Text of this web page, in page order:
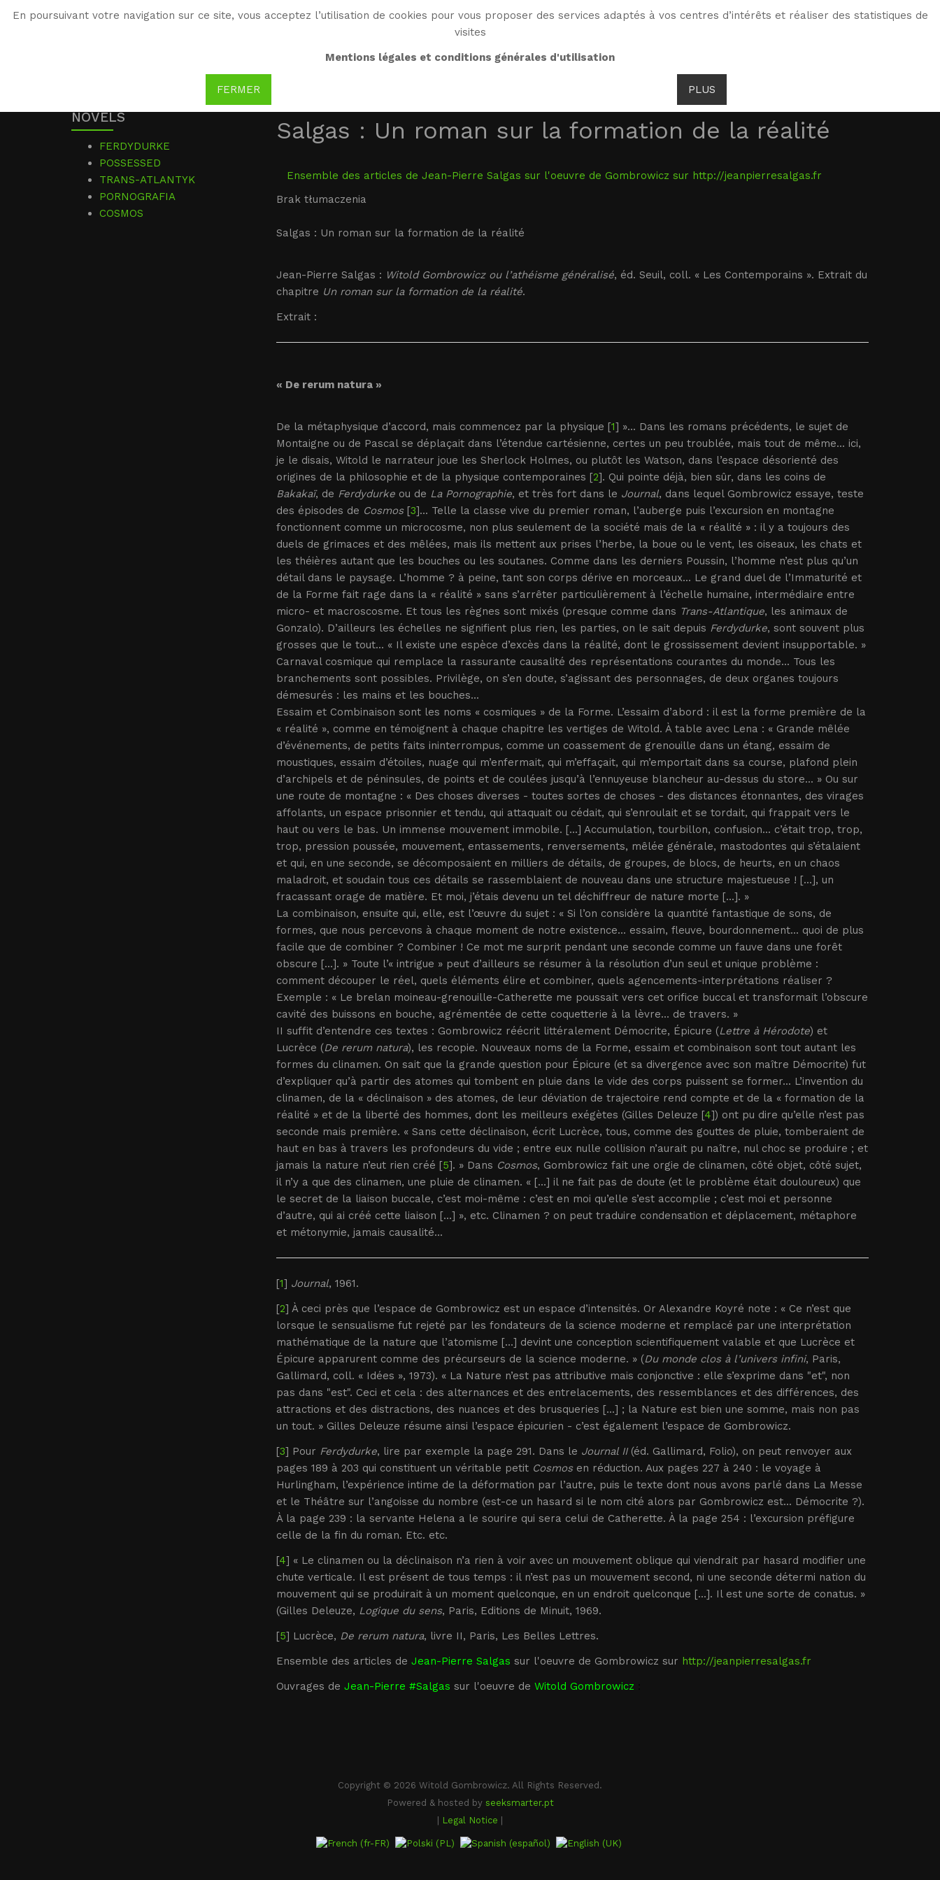
En poursuivant votre navigation sur ce site, vous acceptez l’utilisation de cookies pour vous proposer des services adaptés à vos centres d’intérêts et réaliser des statistiques de
visites
Mentions légales et conditions générales d'utilisation
FERMER PLUS
Salgas : Un roman sur la formation de la réalité
Ensemble des articles de Jean-Pierre Salgas sur l'oeuvre de Gombrowicz sur http://jeanpierresalgas.fr
Brak tłumaczenia
Salgas : Un roman sur la formation de la réalité
Jean-Pierre Salgas : Witold Gombrowicz ou l’athéisme généralisé, éd. Seuil, coll. « Les Contemporains ». Extrait du
chapitre Un roman sur la formation de la réalité.
Extrait :
« De rerum natura »
De la métaphysique d’accord, mais commencez par la physique [1] »... Dans les romans précédents, le sujet de
Montaigne ou de Pascal se déplaçait dans l’étendue cartésienne, certes un peu troublée, mais tout de même... ici,
je le disais, Witold le narrateur joue les Sherlock Holmes, ou plutôt les Watson, dans l’espace désorienté des
origines de la philosophie et de la physique contemporaines [2]. Qui pointe déjà, bien sûr, dans les coins de
Bakakaï, de Ferdydurkeou de La Pornographie, et très fort dans le Journal, dans lequel Gombrowicz essaye, teste
des épisodes de Cosmos[3]... Telle la classe vive du premier roman, l’auberge puis l’excursion en montagne
fonctionnent comme un microcosme, non plus seulement de la société mais de la « réalité » : il y a toujours des
duels de grimaces et des mêlées, mais ils mettent aux prises l’herbe, la boue ou le vent, les oiseaux, les chats et
les théières autant que les bouches ou les soutanes. Comme dans les derniers Poussin, l’homme n’est plus qu’un
détail dans le paysage. L’homme ? à peine, tant son corps dérive en morceaux... Le grand duel de l’Immaturité et
de la Forme fait rage dans la « réalité » sans s’arrêter particulièrement à l’échelle humaine, intermédiaire entre
micro- et macroscosme. Et tous les règnes sont mixés (presque comme dans Trans-Atlantique, les animaux de
Gonzalo). D’ailleurs les échelles ne signifient plus rien, les parties, on le sait depuis Ferdydurke, sont souvent plus
grosses que le tout... « Il existe une espèce d’excès dans la réalité, dont le grossissement devient insupportable. »
Carnaval cosmique qui remplace la rassurante causalité des représentations courantes du monde... Tous les
branchements sont possibles. Privilège, on s’en doute, s’agissant des personnages, de deux organes toujours
démesurés : les mains et les bouches...
Essaim et Combinaison sont les noms « cosmiques » de la Forme. L’essaim d’abord : il est la forme première de la
« réalité », comme en témoignent à chaque chapitre les vertiges de Witold. À table avec Lena : « Grande mêlée
d’événements, de petits faits ininterrompus, comme un coassement de grenouille dans un étang, essaim de
moustiques, essaim d’étoiles, nuage qui m’enfermait, qui m’effaçait, qui m’emportait dans sa course, plafond plein
d’archipels et de péninsules, de points et de coulées jusqu’à l’ennuyeuse blancheur au-dessus du store... » Ou sur
une route de montagne : « Des choses diverses - toutes sortes de choses - des distances étonnantes, des virages
affolants, un espace prisonnier et tendu, qui attaquait ou cédait, qui s’enroulait et se tordait, qui frappait vers le
haut ou vers le bas. Un immense mouvement immobile. [...] Accumulation, tourbillon, confusion... c’était trop, trop,
trop, pression poussée, mouvement, entassements, renversements, mêlée générale, mastodontes qui s’étalaient
et qui, en une seconde, se décomposaient en milliers de détails, de groupes, de blocs, de heurts, en un chaos
maladroit, et soudain tous ces détails se rassemblaient de nouveau dans une structure majestueuse ! [...], un
fracassant orage de matière. Et moi, j’étais devenu un tel déchiffreur de nature morte [...]. »
La combinaison, ensuite qui, elle, est l’œuvre du sujet : « Si l’on considère la quantité fantastique de sons, de
formes, que nous percevons à chaque moment de notre existence... essaim, fleuve, bourdonnement... quoi de plus
facile que de combiner ? Combiner ! Ce mot me surprit pendant une seconde comme un fauve dans une forêt
obscure [...]. » Toute l’« intrigue » peut d’ailleurs se résumer à la résolution d’un seul et unique problème :
comment découper le réel, quels éléments élire et combiner, quels agencements-interprétations réaliser ?
Exemple : « Le brelan moineau-grenouille-Catherette me poussait vers cet orifice buccal et transformait l’obscure
cavité des buissons en bouche, agrémentée de cette coquetterie à la lèvre... de travers. »
II suffit d’entendre ces textes : Gombrowicz réécrit littéralement Démocrite, Épicure (Lettre à Hérodote) et
Lucrèce (De rerum natura), les recopie. Nouveaux noms de la Forme, essaim et combinaison sont tout autant les
formes du clinamen. On sait que la grande question pour Épicure (et sa divergence avec son maître Démocrite) fut
d’expliquer qu’à partir des atomes qui tombent en pluie dans le vide des corps puissent se former... L’invention du
clinamen, de la « déclinaison » des atomes, de leur déviation de trajectoire rend compte et de la « formation de la
réalité » et de la liberté des hommes, dont les meilleurs exégètes (Gilles Deleuze [4]) ont pu dire qu’elle n’est pas
seconde mais première. « Sans cette déclinaison, écrit Lucrèce, tous, comme des gouttes de pluie, tomberaient de
haut en bas à travers les profondeurs du vide ; entre eux nulle collision n’aurait pu naître, nul choc se produire ; et
jamais la nature n’eut rien créé [5]. » Dans Cosmos, Gombrowicz fait une orgie de clinamen, côté objet, côté sujet,
il n’y a que des clinamen, une pluie de clinamen. « [...] il ne fait pas de doute (et le problème était douloureux) que
le secret de la liaison buccale, c’est moi-même : c’est en moi qu’elle s’est accomplie ; c’est moi et personne
d’autre, qui ai créé cette liaison [...] », etc. Clinamen ? on peut traduire condensation et déplacement, métaphore
et métonymie, jamais causalité...
[1] Journal, 1961.
[2] À ceci près que l’espace de Gombrowicz est un espace d’intensités. Or Alexandre Koyré note : « Ce n’est que
lorsque le sensualisme fut rejeté par les fondateurs de la science moderne et remplacé par une interprétation
mathématique de la nature que l’atomisme [...] devint une conception scientifiquement valable et que Lucrèce et
Épicure apparurent comme des précurseurs de la science moderne. » (Du monde clos à l’univers infini, Paris,
Gallimard, coll. « Idées », 1973). « La Nature n’est pas attributive mais conjonctive : elle s’exprime dans "et", non
pas dans "est". Ceci et cela : des alternances et des entrelacements, des ressemblances et des différences, des
attractions et des distractions, des nuances et des brusqueries [...] ; la Nature est bien une somme, mais non pas
un tout. » Gilles Deleuze résume ainsi l’espace épicurien - c’est également l’espace de Gombrowicz.
[3] Pour Ferdydurke, lire par exemple la page 291. Dans le Journal II(éd. Gallimard, Folio), on peut renvoyer aux
pages 189 à 203 qui constituent un véritable petit Cosmosen réduction. Aux pages 227 à 240 : le voyage à
Hurlingham, l’expérience intime de la déformation par l’autre, puis le texte dont nous avons parlé dans La Messe
et le Théâtre sur l’angoisse du nombre (est-ce un hasard si le nom cité alors par Gombrowicz est... Démocrite ?).
À la page 239 : la servante Helena a le sourire qui sera celui de Catherette. À la page 254 : l’excursion préfigure
celle de la fin du roman. Etc. etc.
[4] « Le clinamen ou la déclinaison n’a rien à voir avec un mouvement oblique qui viendrait par hasard modifier une
chute verticale. Il est présent de tous temps : il n’est pas un mouvement second, ni une seconde détermi nation du
mouvement qui se produirait à un moment quelconque, en un endroit quelconque [...]. Il est une sorte de conatus. »
(Gilles Deleuze, Logique du sens, Paris, Editions de Minuit, 1969.
[5] Lucrèce, De rerum natura, livre II, Paris, Les Belles Lettres.
Ensemble des articles de Jean-Pierre Salgas sur l'oeuvre de Gombrowicz sur http://jeanpierresalgas.fr
Ouvrages de Jean-Pierre #Salgas sur l'oeuvre de Witold Gombrowicz
NOVELS
FERDYDURKE
POSSESSED
TRANS-ATLANTYK
PORNOGRAFIA
COSMOS
Copyright © 2026 Witold Gombrowicz. All Rights Reserved.
Powered & hosted by seeksmarter.pt
Legal Notice